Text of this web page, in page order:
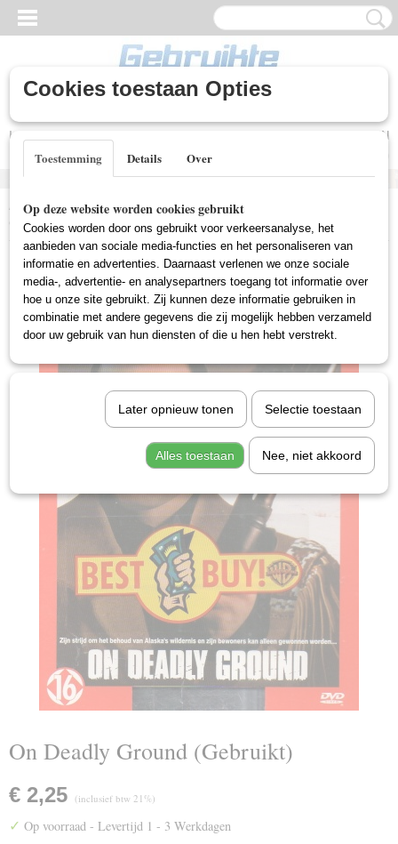
Inloggen
UW WINKELWAGEN
Home >Gebruikte DVD's>Actie DVD Gebruikt
Ground (Gebruikt)
On Deadly Ground (Gebruikt)
€ 2,25 (inclusief btw 21%)
✓ Op voorraad - Levertijd 1 - 3 Werkdagen
Cookies toestaan Opties
Toestemming Details Over
Op deze website worden cookies gebruikt
Cookies worden door ons gebruikt voor verkeersanalyse, het
aanbieden van sociale media-functies en het personaliseren van
informatie en advertenties. Daarnaast verlenen we onze sociale
media-, advertentie- en analysepartners toegang tot informatie over
hoe u onze site gebruikt. Zij kunnen deze informatie gebruiken in
combinatie met andere gegevens die zij mogelijk hebben verzameld
door uw gebruik van hun diensten of die u hen hebt verstrekt.
Later opnieuw tonen Selectie toestaan
Alles toestaan Nee, niet akkoord